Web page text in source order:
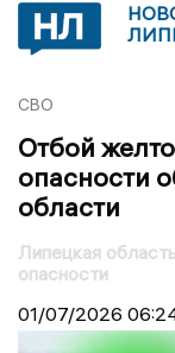
СВО
Отбой
опасности
области
Липецкая
опасности
01/07/2026